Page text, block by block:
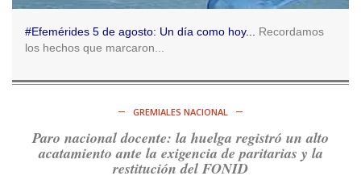
Consenso Patagónico
derechos y por su organización. Hoy lo vuelven a intentar.
Ver en X
#Efemérides 5 de agosto: Un día como hoy... Recordamos
los hechos que marcaron...
GREMIALES NACIONAL
Paro nacional docente: la huelga registró un alto
acatamiento ante la exigencia de paritarias y la
restitución del FONID